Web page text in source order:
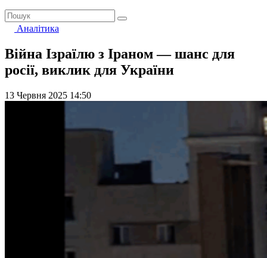
Аналітика
Війна Ізраїлю з Іраном — шанс для
росії, виклик для України
13 Червня 2025 14:50